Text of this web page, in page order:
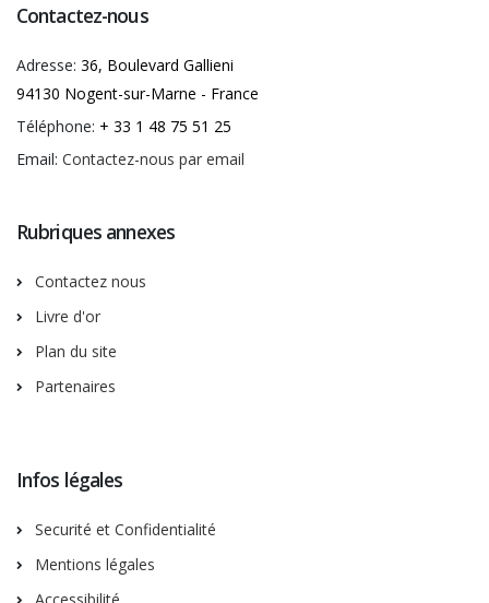
Contactez-nous
Adresse: 36, Boulevard Gallieni
94130 Nogent-sur-Marne - France
Téléphone: + 33 1 48 75 51 25
Email: Contactez-nous par email
Rubriques annexes
Contactez nous
Livre d'or
Plan du site
Partenaires
Infos légales
Securité et Confidentialité
Mentions légales